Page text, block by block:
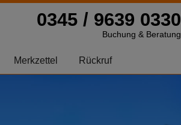
0345 / 9639 0330
Buchung & Beratung
Merkzettel Rückruf